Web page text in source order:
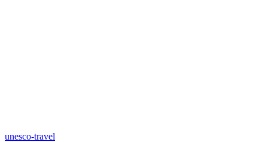
unesco-travel